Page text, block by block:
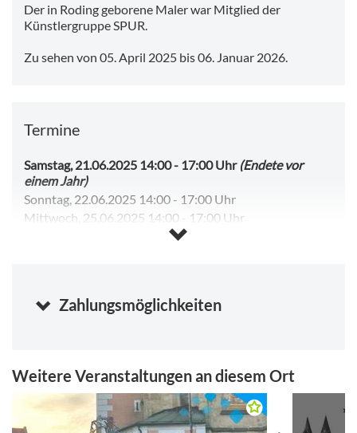
Der in Roding geborene Maler war Mitglied der
Künstlergruppe SPUR.
Zu sehen von 05. April 2025 bis 06. Januar 2026.
Termine
Samstag, 21.06.2025 14:00- 17:00 Uhr(Endete vor
einem Jahr)
Sonntag, 22.06.2025 14:00 - 17:00 Uhr
Mittwoch, 25.06.2025 14:00 - 17:00 Uhr
Samstag, 08.08.2026 14:00-17:00 Uhr
Kalender anzeigen
Zahlungsmöglichkeiten
Weitere Veranstaltungen an diesem Ort